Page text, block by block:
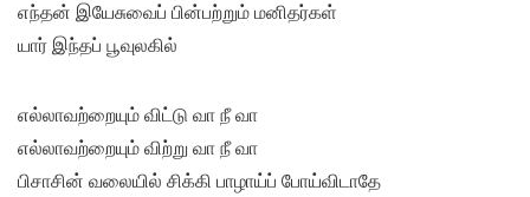
எந்தன் இயேசுவைப் பின்பற்றும் மனிதர்கள்
யார் இந்தப் பூவுலகில்
எல்லாவற்றையும் விட்டு வா நீ வா
எல்லாவற்றையும் விற்று வா நீ வா
பிசாசின் வலையில் சிக்கி பாழாய்ப் போய்விடாதே